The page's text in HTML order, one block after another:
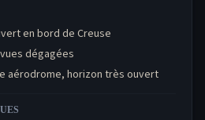
en bord de Creuse
dégagées
aérodrome, horizon très ouvert